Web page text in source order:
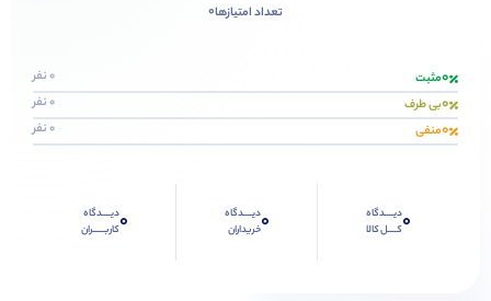
تعداد امتیازها0
0مثبت 0 نفر
0بی طرف 0 نفر
0منفی 0 نفر
0دیــــدگاه
کــــل کالا
0دیــــدگاه
خریداران
0دیــــدگاه
کاربـــــران